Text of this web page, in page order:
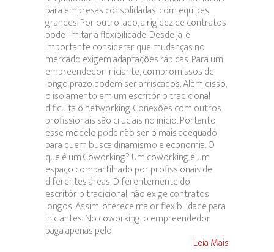
para empresas consolidadas, com equipes
grandes. Por outro lado, a rigidez de contratos
pode limitar a flexibilidade. Desde já, é
importante considerar que mudanças no
mercado exigem adaptações rápidas. Para um
empreendedor iniciante, compromissos de
longo prazo podem ser arriscados. Além disso,
o isolamento em um escritório tradicional
dificulta o networking. Conexões com outros
profissionais são cruciais no início. Portanto,
esse modelo pode não ser o mais adequado
para quem busca dinamismo e economia. O
que é um Coworking? Um coworking é um
espaço compartilhado por profissionais de
diferentes áreas. Diferentemente do
escritório tradicional, não exige contratos
longos. Assim, oferece maior flexibilidade para
iniciantes. No coworking, o empreendedor
paga apenas pelo
Leia Mais